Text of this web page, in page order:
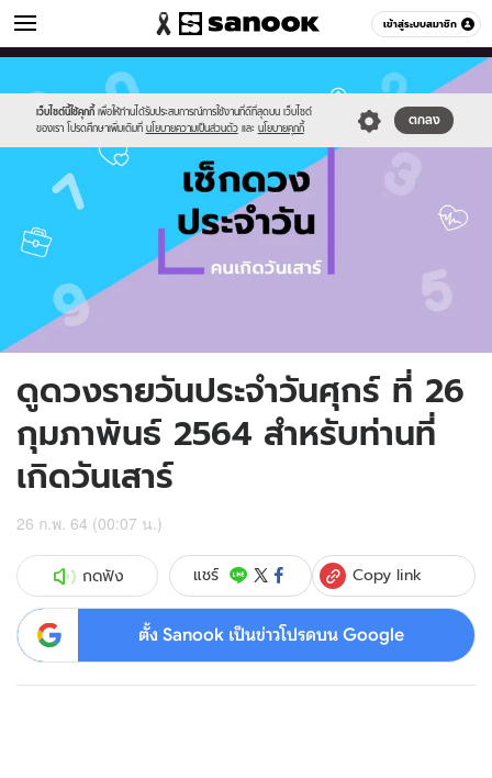
เข้าสู่ระบบสมาชิก
ดูดวง หมวดอื่นๆ
เว็บไซต์นี้ใช้คุกกี้ เพื่อให้ท่านได้รับประสบการณ์การใช้งานที่ดีที่สุดบน เว็บไซต์
ของเรา โปรดศึกษาเพิ่มเติมที่ นโยบายความเป็นส่วนตัว และ นโยบายคุกกี้
ตกลง
//s.isanook.com/sr/0/images/logo-
new-
sanook.png
//s.isanook.com/ho/0/ud/fxd/day/day-
7.png
ดูดวงรายวันประจำวันศุกร์ ที่ 26
กุมภาพันธ์ 2564 สำหรับท่านที่
เกิดวันเสาร์
26 ก.พ. 64 (00:07 น.)
กดฟัง แชร์ Copy link
ตั้ง Sanook เป็นข่าวโปรดบน Google